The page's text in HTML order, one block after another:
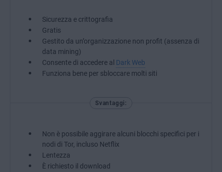
Sicurezza e crittografia
Gratis
Gestito da un’organizzazione non profit (assenza di
data mining)
Consente di accedere al Dark Web
Funziona bene per sbloccare molti siti
Svantaggi:
Non è possibile aggirare alcuni blocchi specifici per i
nodi di Tor, incluso Netflix
Lentezza
È richiesto il download